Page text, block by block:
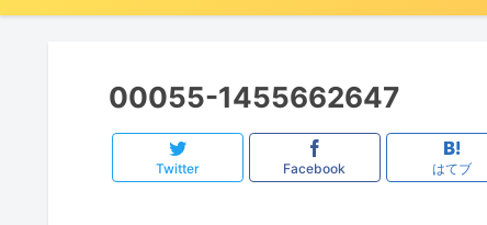
00055-1455662647
Twitter Facebook はてブ